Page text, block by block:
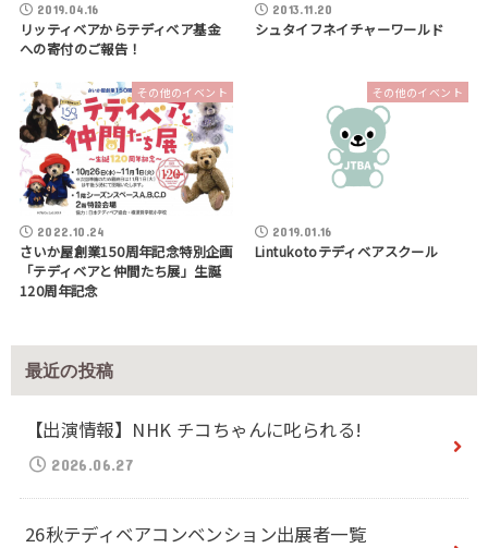
2019.04.16
リッティベアからテディベア基金
への寄付のご報告！
2013.11.20
シュタイフネイチャーワールド
その他のイベント
2022.10.24
さいか屋創業150周年記念特別企画
「テディベアと仲間たち展」生誕
120周年記念
その他のイベント
2019.01.16
Lintukotoテディベアスクール
最近の投稿
【出演情報】NHK チコちゃんに叱られる!
2026.06.27
26秋テディベアコンベンション出展者一覧